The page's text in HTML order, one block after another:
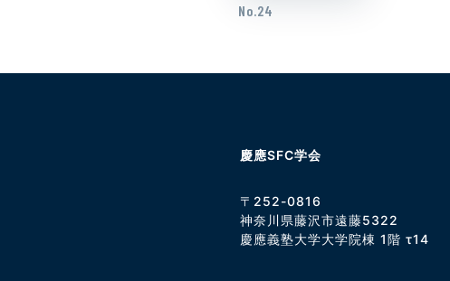
No.24
慶應SFC学会
〒252-0816
神奈川県藤沢市遠藤5322
慶應義塾大学大学院棟 1階 τ14